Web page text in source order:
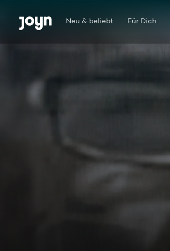
Zum Inhalt springen
Barrierefrei Neu & beliebt Für Dich